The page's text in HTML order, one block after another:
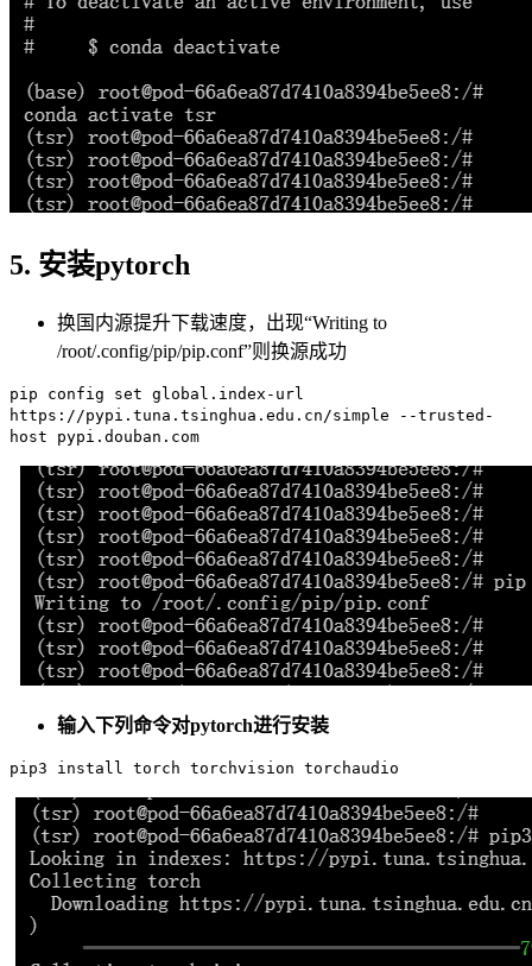
5. 安装pytorch
换国内源提升下载速度，出现“Writing to
/root/.config/pip/pip.conf”则换源成功
pip config set global.index-url
https://pypi.tuna.tsinghua.edu.cn/simple --trusted-
host pypi.douban.com
输入下列命令对pytorch进行安装
pip3 install torch torchvision torchaudio